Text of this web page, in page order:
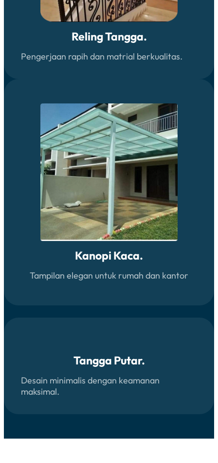
Reling Tangga.
Pengerjaan rapih dan matrial berkualitas.
Kanopi Kaca.
Tampilan elegan untuk rumah dan kantor
Tangga Putar.
Desain minimalis dengan keamanan
maksimal.